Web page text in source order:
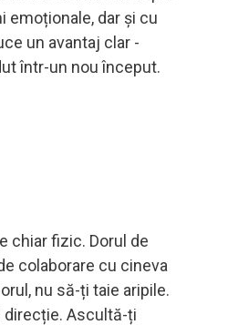
emoționale, dar și cu
un avantaj clar -
într-un nou început.
chiar fizic. Dorul de
colaborare cu cineva
nu să-ți taie aripile.
direcție. Ascultă-ți